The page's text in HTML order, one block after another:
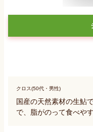
クロス(50代・男性)
国産の天然素材の生鮎
で、脂がのって食べや